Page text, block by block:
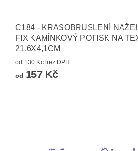
C184 - KRASOBRUSLENÍ
FIX KAMÍNKOVÝ POTISK NA
21,6X4,1CM
od 130 Kč bez DPH
od 157 Kč